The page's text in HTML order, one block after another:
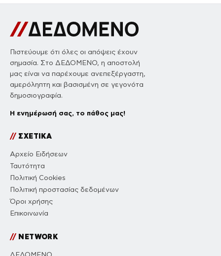
Πιστεύουμε ότι όλες οι απόψεις έχουν
σημασία. Στο ΔΕΔΟΜΕΝΟ, η αποστολή
μας είναι να παρέχουμε ανεπεξέργαστη,
αμερόληπτη και βασισμένη σε γεγονότα
δημοσιογραφία.
Η ενημέρωσή σας, το πάθος μας!
//ΣΧΕΤΙΚΑ
Αρχείο Ειδήσεων
Ταυτότητα
Πολιτική Cookies
Πολιτική προστασίας δεδομένων
Όροι χρήσης
Επικοινωνία
//NETWORK